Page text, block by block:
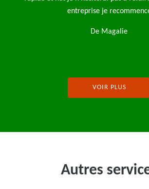
De Tony
VOIR PLUS
Autres